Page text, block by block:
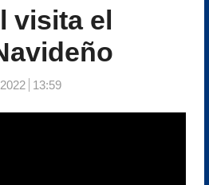
visita el
13:59